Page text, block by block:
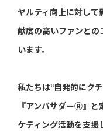
ヤルティ向上に対して
献度の高いファンとの
います。
私たちは“自発的にク
『アンバサダーⓇ』
ケティング活動を支援